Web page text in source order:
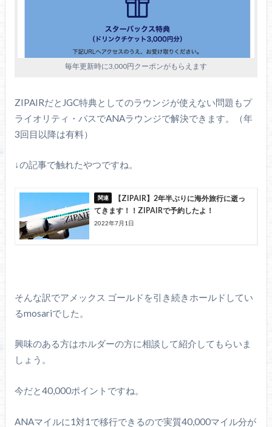
毎年更新時に3,000円クーポンがもらえます
ZIPAIRだとJGC特典としてのラウンジが使えない問題もプ
ライオリティ・パスでANAラウンジで解決できます。（年
3回目以降は有料）
↓の記事で触れたやつですね。
【ZIPAIR】2年半ぶりに海外旅行に逝っ
てきます！！ZIPAIRで予約したよ！
2022年7月1日
そんな訳でアメックス ゴールドを引き続きホールドしてい
るmosariでした。
興味のある方はホルダーの方に相談して紹介してもらいま
しょう。
今だと40,000ポイントですね。
ANAマイルに1対1で移行できるので実質40,000マイル分が